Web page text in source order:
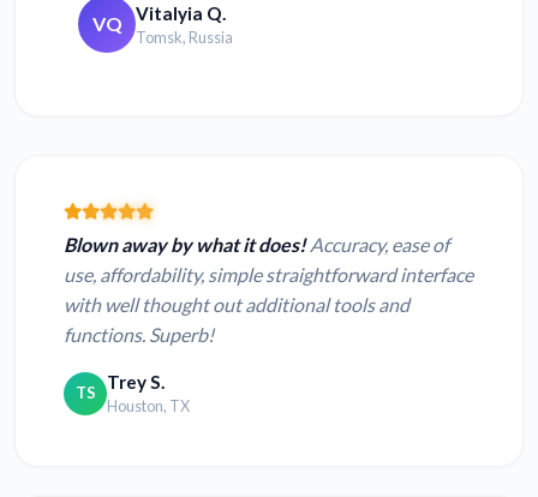
VQ Vitalyia Q.
Tomsk, Russia
Blown away by what it does!Accuracy, ease of
use, affordability, simple straightforward interface
with well thought out additional tools and
functions. Superb!
TS Trey S.
Houston, TX